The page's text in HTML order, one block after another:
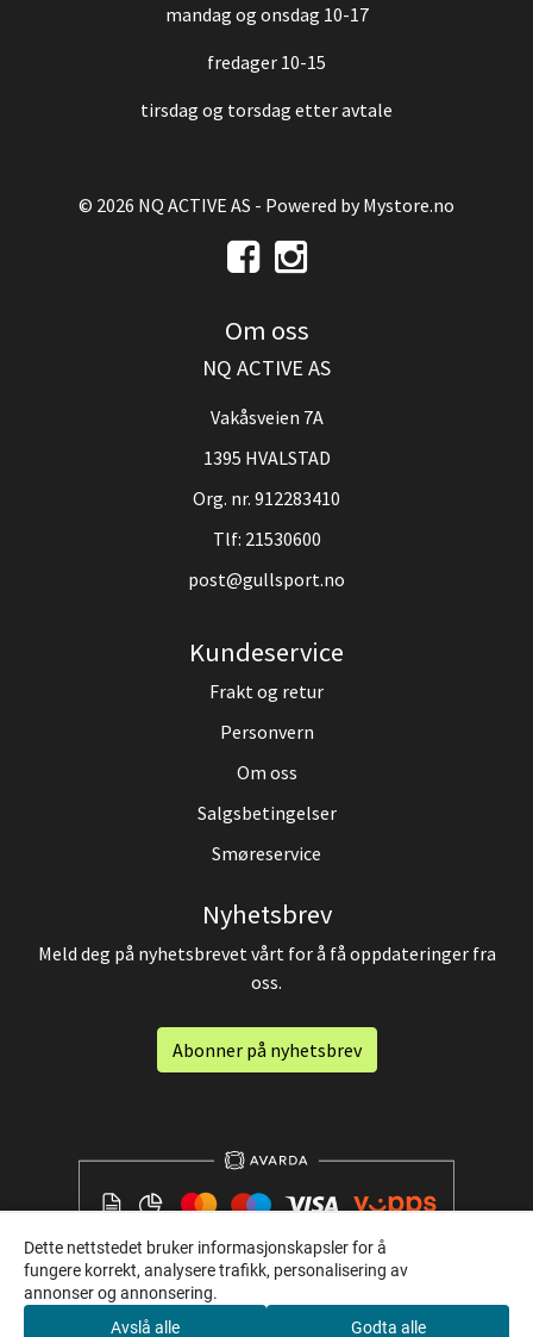
mandag og onsdag 10-17
fredager 10-15
tirsdag og torsdag etter avtale
© 2026 NQ ACTIVE AS - Powered byMystore.no
Om oss
NQ ACTIVE AS
Vakåsveien 7A
1395 HVALSTAD
Org. nr. 912283410
Tlf: 21530600
post@gullsport.no
Kundeservice
Frakt og retur
Personvern
Om oss
Salgsbetingelser
Smøreservice
Nyhetsbrev
Meld deg på nyhetsbrevet vårt for å få oppdateringer fra
oss.
Abonner på nyhetsbrev
Dette nettstedet bruker informasjonskapsler for å
fungere korrekt, analysere trafikk, personalisering av
annonser og annonsering.
Avslå alle
Godta alle